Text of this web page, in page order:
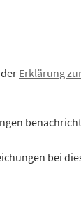
Erklärung
bei